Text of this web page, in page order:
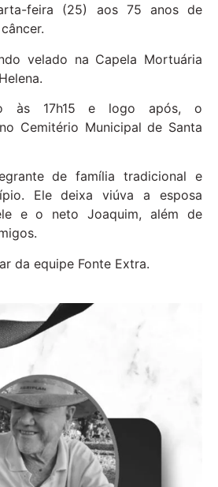
feira (25) aos 75 anos de
velado na Capela Mortuária
às 17h15 e logo após, o
Cemitério Municipal de Santa
de família tradicional e
Ele deixa viúva a esposa
e o neto Joaquim, além de
da equipe Fonte Extra.